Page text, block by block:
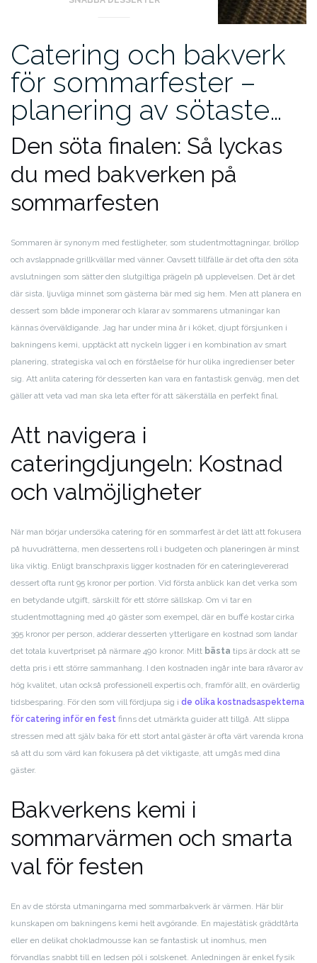
Catering och bakverk
för sommarfester –
planering av sötaste…
Den söta finalen: Så lyckas
du med bakverken på
sommarfesten
Sommaren är synonym med festligheter, som studentmottagningar, bröllop
och avslappnade grillkvällar med vänner. Oavsett tillfälle är det ofta den söta
avslutningen som sätter den slutgiltiga prägeln på upplevelsen. Det är det
där sista, ljuvliga minnet som gästerna bär med sig hem. Men att planera en
dessert som både imponerar och klarar av sommarens utmaningar kan
kännas överväldigande. Jag har under mina år i köket, djupt försjunken i
bakningens kemi, upptäckt att nyckeln ligger i en kombination av smart
planering, strategiska val och en förståelse för hur olika ingredienser beter
sig. Att anlita catering för desserten kan vara en fantastisk genväg, men det
gäller att veta vad man ska leta efter för att säkerställa en perfekt final.
Att navigera i
cateringdjungeln: Kostnad
och valmöjligheter
När man börjar undersöka catering för en sommarfest är det lätt att fokusera
på huvudrätterna, men dessertens roll i budgeten och planeringen är minst
lika viktig. Enligt branschpraxis ligger kostnaden för en cateringlevererad
dessert ofta runt 95 kronor per portion. Vid första anblick kan det verka som
en betydande utgift, särskilt för ett större sällskap. Om vi tar en
studentmottagning med 40 gäster som exempel, där en buffé kostar cirka
395 kronor per person, adderar desserten ytterligare en kostnad som landar
det totala kuvertpriset på närmare 490 kronor. Mitt bästa tips är dock att se
detta pris i ett större sammanhang. I den kostnaden ingår inte bara råvaror av
hög kvalitet, utan också professionell expertis och, framför allt, en ovärderlig
tidsbesparing. För den som vill fördjupa sig i de olika kostnadsaspekterna
för catering inför en fest finns det utmärkta guider att tillgå. Att slippa
stressen med att själv baka för ett stort antal gäster är ofta värt varenda krona
så att du som värd kan fokusera på det viktigaste, att umgås med dina
gäster.
Bakverkens kemi i
sommarvärmen och smarta
val för festen
En av de största utmaningarna med sommarbakverk är värmen. Här blir
kunskapen om bakningens kemi helt avgörande. En majestätisk gräddtårta
eller en delikat chokladmousse kan se fantastisk ut inomhus, men
förvandlas snabbt till en ledsen pöl i solskenet. Anledningen är enkel fysik